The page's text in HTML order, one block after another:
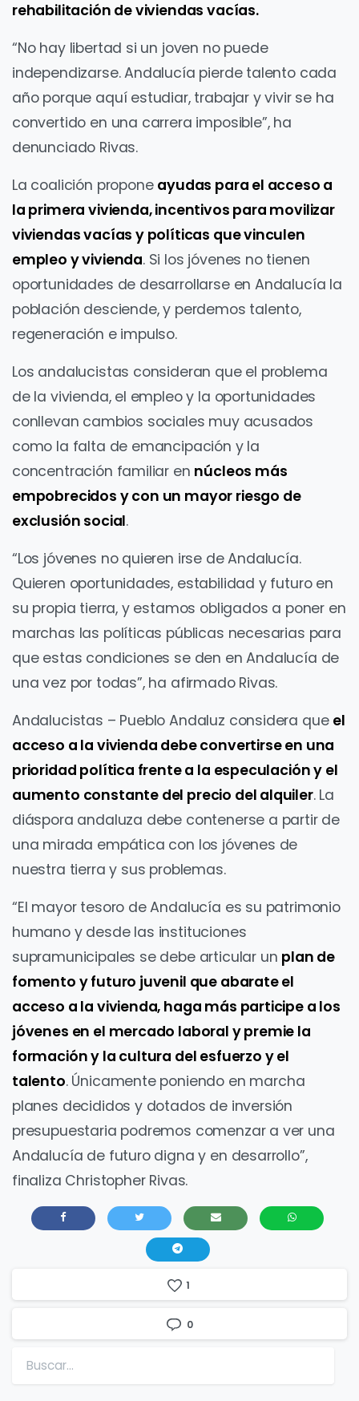
rehabilitación de viviendas vacías.
“No hay libertad si un joven no puede
independizarse. Andalucía pierde talento cada
año porque aquí estudiar, trabajar y vivir se ha
convertido en una carrera imposible”, ha
denunciado Rivas.
La coalición propone ayudas para el acceso a
la primera vivienda, incentivos para movilizar
viviendas vacías y políticas que vinculen
empleo y vivienda. Si los jóvenes no tienen
oportunidades de desarrollarse en Andalucía la
población desciende, y perdemos talento,
regeneración e impulso.
Los andalucistas consideran que el problema
de la vivienda, el empleo y la oportunidades
conllevan cambios sociales muy acusados
como la falta de emancipación y la
concentración familiar en núcleos más
empobrecidos y con un mayor riesgo de
exclusión social.
“Los jóvenes no quieren irse de Andalucía.
Quieren oportunidades, estabilidad y futuro en
su propia tierra, y estamos obligados a poner en
marchas las políticas públicas necesarias para
que estas condiciones se den en Andalucía de
una vez por todas”, ha afirmado Rivas.
Andalucistas – Pueblo Andaluz considera que el
acceso a la vivienda debe convertirse en una
prioridad política frente a la especulación y el
aumento constante del precio del alquiler. La
diáspora andaluza debe contenerse a partir de
una mirada empática con los jóvenes de
nuestra tierra y sus problemas.
“El mayor tesoro de Andalucía es su patrimonio
humano y desde las instituciones
supramunicipales se debe articular un plan de
fomento y futuro juvenil que abarate el
acceso a la vivienda, haga más participe a los
jóvenes en el mercado laboral y premie la
formación y la cultura del esfuerzo y el
talento. Únicamente poniendo en marcha
planes decididos y dotados de inversión
presupuestaria podremos comenzar a ver una
Andalucía de futuro digna y en desarrollo”,
finaliza Christopher Rivas.
1
0
Buscar: